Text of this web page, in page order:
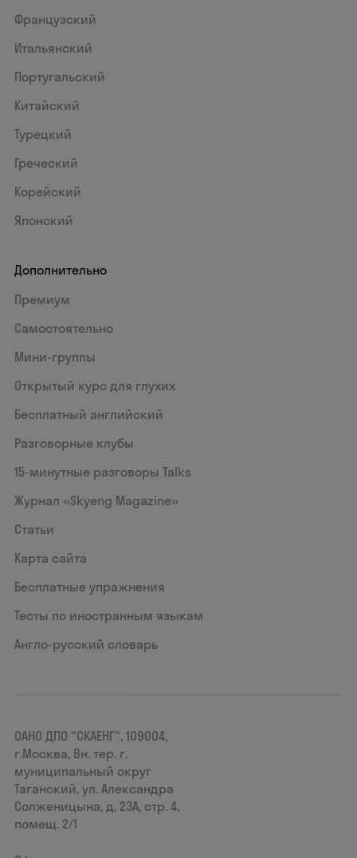
Французский
Итальянский
Португальский
Китайский
Турецкий
Греческий
Корейский
Японский
Дополнительно
Премиум
Самостоятельно
Мини-группы
Открытый курс для глухих
Бесплатный английский
Разговорные клубы
15‑минутные разговоры Talks
Журнал «Skyeng Magazine»
Статьи
Карта сайта
Бесплатные упражнения
Тесты по иностранным языкам
Англо-русский словарь
ОАНО ДПО "СКАЕНГ", 109004,
г.Москва, Вн. тер. г.
муниципальный округ
Таганский, ул. Александра
Солженицына, д. 23А, стр. 4,
помещ. 2/1